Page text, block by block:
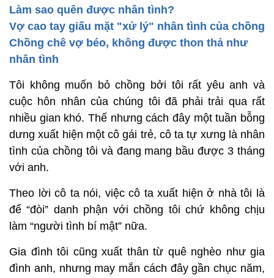
Làm sao quên được nhân tình?
Vợ cao tay giấu mặt "xử lý" nhân tình của chồng
Chồng chê vợ béo, không được thon thả như
nhân tình
Tôi không muốn bỏ chồng bởi tôi rất yêu anh và
cuộc hôn nhân của chúng tôi đã phải trải qua rất
nhiều gian khó. Thế nhưng cách đây một tuần bỗng
dưng xuất hiện một cô gái trẻ, cô ta tự xưng là nhân
tình của chồng tôi và đang mang bầu được 3 tháng
với anh.
Theo lời cô ta nói, việc cô ta xuất hiện ở nhà tôi là
để “đòi” danh phận với chồng tôi chứ không chịu
làm “người tình bí mật” nữa.
Gia đình tôi cũng xuất thân từ quê nghèo như gia
đình anh, nhưng may mắn cách đây gần chục năm,